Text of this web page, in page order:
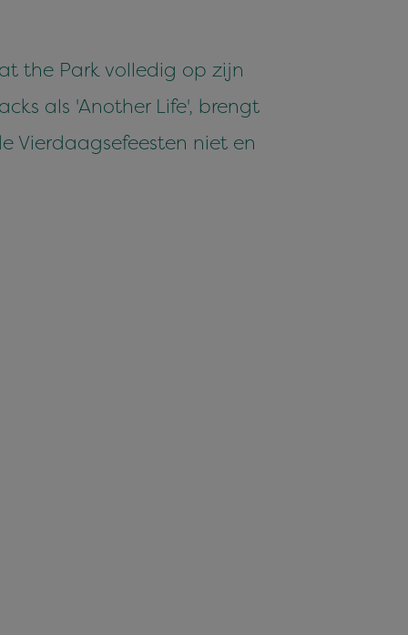
the Park volledig op zijn
als 'Another Life', brengt
Vierdaagsefeesten niet en